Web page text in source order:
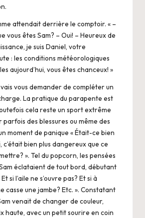
attendait derrière le comptoir. « –
vous êtes Sam? – Oui! – Heureux de
je suis Daniel, votre
: les conditions météorologiques
aujourd’hui, vous êtes chanceux! »
vous demander de compléter un
La pratique du parapente est
cela reste un sport extrême
des blessures ou même des
moment de panique « Était-ce bien
c’était bien plus dangereux que ce
». Tel du popcorn, les pensées
éclataient de tout bord, débutant
si l’aile ne s’ouvre pas? Et si à
casse une jambe? Etc. ». Constatant
venait de changer de couleur,
haute, avec un petit sourire en coin